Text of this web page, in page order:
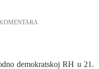
demokratskoj RH u 21.